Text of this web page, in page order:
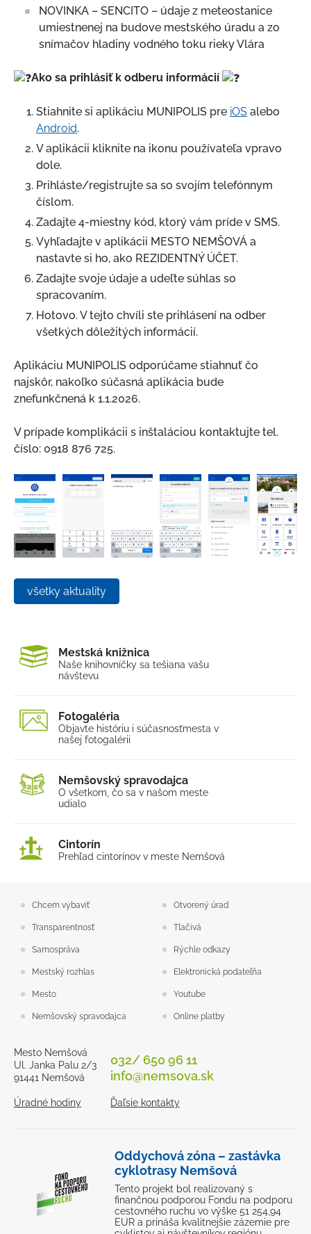
Elektronické služby
NOVINKA – SENCITO – údaje z meteostanice
umiestnenej na budove mestského úradu a zo
snímačov hladiny vodného toku rieky Vlára
Ako sa prihlásiť k odberu informácií
Stiahnite si aplikáciu MUNIPOLIS pre iOS alebo
Android.
V aplikácii kliknite na ikonu používateľa vpravo
dole.
Prihláste/registrujte sa so svojím telefónnym
číslom.
Zadajte 4-miestny kód, ktorý vám príde v SMS.
Vyhľadajte v aplikácii MESTO NEMŠOVÁ a
nastavte si ho, ako REZIDENTNÝ ÚČET.
Zadajte svoje údaje a udeľte súhlas so
spracovaním.
Hotovo. V tejto chvíli ste prihlásení na odber
všetkých dôležitých informácií.
Aplikáciu MUNIPOLIS odporúčame stiahnuť čo
najskôr, nakoľko súčasná aplikácia bude
znefunkčnená k 1.1.2026.
V prípade komplikácii s inštaláciou kontaktujte tel.
číslo: 0918 876 725.
všetky aktuality
Mestská knižnica
Naše knihovníčky sa tešiana vašu
návštevu
Fotogaléria
Objavte históriu i súčasnosťmesta v
našej fotogalérii
Nemšovský spravodajca
O všetkom, čo sa v našom meste
udialo
Cintorín
Prehľad cintorínov v meste Nemšová
Chcem vybaviť Otvorený úrad
Transparentnosť Tlačivá
Samospráva Rýchle odkazy
Mestský rozhlas Elektronická podateľňa
Mesto Youtube
Nemšovský spravodajca Online platby
Mesto Nemšová
Ul. Janka Palu 2/3
91441 Nemšová
Úradné hodiny
032/ 650 96 11
info@nemsova.sk
Ďaľsie kontakty
Oddychová zóna – zastávka
cyklotrasy Nemšová
Tento projekt bol realizovaný s
finančnou podporou Fondu na podporu
cestovného ruchu vo výške 51 254,94
EUR a prináša kvalitnejšie zázemie pre